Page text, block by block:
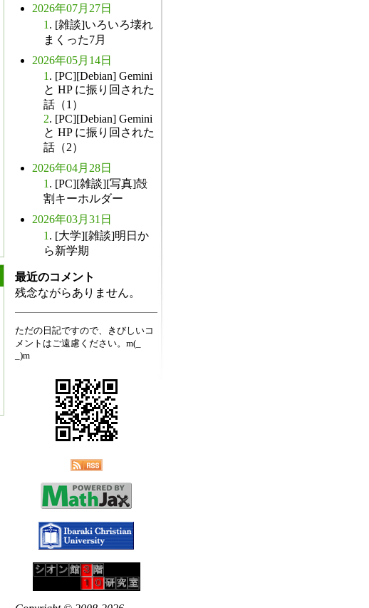
2026年07月27日
1 . [雑談]いろいろ壊れ
まくった7月
2026年05月14日
1 . [PC][Debian] Gemini
と HP に振り回された
話（1）
2. [PC][Debian] Gemini
と HP に振り回された
話（2）
2026年04月28日
1 . [PC][雑談][写真]殻
割キーホルダー
2026年03月31日
1 . [大学][雑談]明日か
ら新学期
最近のコメント
残念ながらありません。
ただの日記ですので、きびしいコ
メントはご遠慮ください。m(_
_)m